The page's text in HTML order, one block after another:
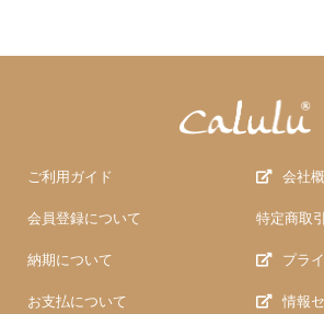
ご利用ガイド
会員登録について
納期について
お支払について
会社
特定商取
プラ
情報